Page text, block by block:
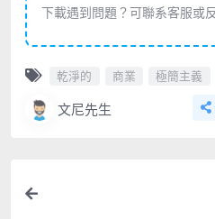
下載遇到問題？可聯系客服或
乾淨的 商業 極簡主義
文尼先生